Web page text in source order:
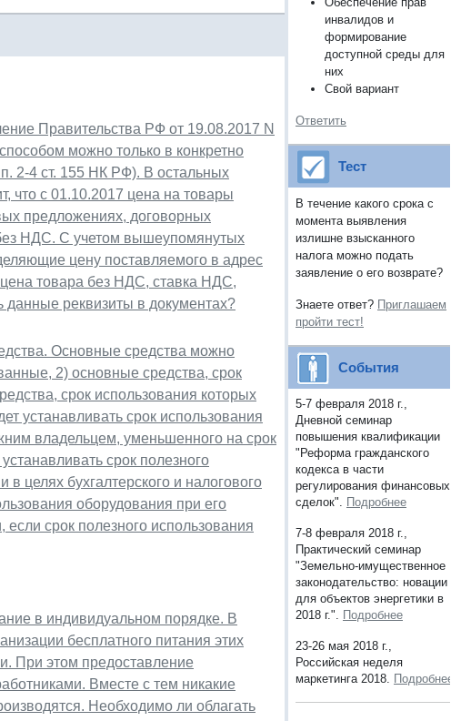
Правительства РФ от 19.08.2017 N
можно только в конкретно
2-4 ст. 155 НК РФ). В остальных
что с 01.10.2017 цена на товары
предложениях, договорных
НДС. С учетом вышеупомянутых
цену поставляемого в адрес
цена товара без НДС, ставка НДС,
реквизиты в документах?
Основные средства можно
2) основные средства, срок
срок использования которых
устанавливать срок использования
владельцем, уменьшенного на срок
срок полезного
целях бухгалтерского и налогового
оборудования при его
срок полезного использования
в индивидуальном порядке. В
бесплатного питания этих
При этом предоставление
Вместе с тем никакие
Необходимо ли облагать
инвалидов и
формирование
доступной среды для
них
Свой вариант
Ответить
Тест
В течение какого срока с
момента выявления
излишне взысканного
налога можно подать
заявление о его возврате?
Знаете ответ? Приглашаем
пройти тест!
События
5-7 февраля 2018 г.,
Дневной семинар
повышения квалификации
"Реформа гражданского
кодекса в части
регулирования финансовых
сделок". Подробнее
7-8 февраля 2018 г.,
Практический семинар
"Земельно-имущественное
законодательство: новации
для объектов энергетики в
2018 г.". Подробнее
23-26 мая 2018 г.,
Российская неделя
маркетинга 2018. Подробнее